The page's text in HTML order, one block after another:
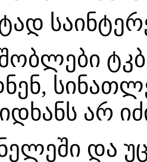
არ
და